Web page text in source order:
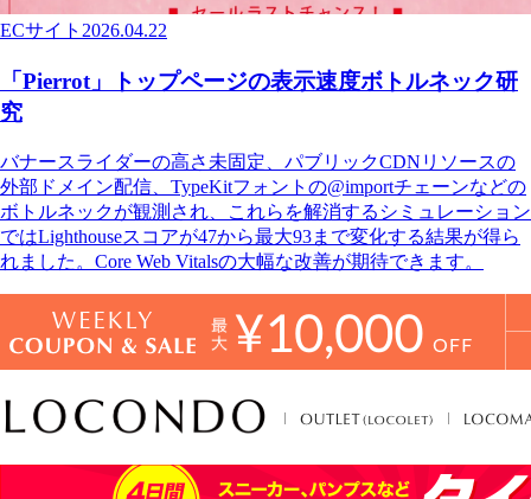
ECサイト 2026.04.22
「Pierrot」トップページの表示速度ボトルネック研
究
バナースライダーの高さ未固定、パブリックCDNリソースの
外部ドメイン配信、TypeKitフォントの@importチェーンなどの
ボトルネックが観測され、これらを解消するシミュレーション
ではLighthouseスコアが47から最大93まで変化する結果が得ら
れました。Core Web Vitalsの大幅な改善が期待できます。